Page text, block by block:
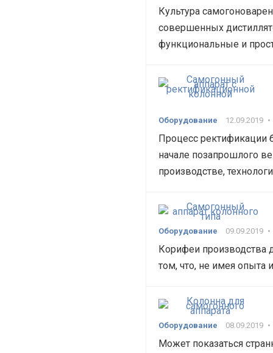
Культура
совершенных
функциональные и
Оборудование 12.09.2019 •
Процесс ректификации
начале позапрошлого
производстве,
Оборудование 09.09.2019 •
Корифеи производства
том, что, не имея опыта
Оборудование 08.09.2019 •
Может показаться